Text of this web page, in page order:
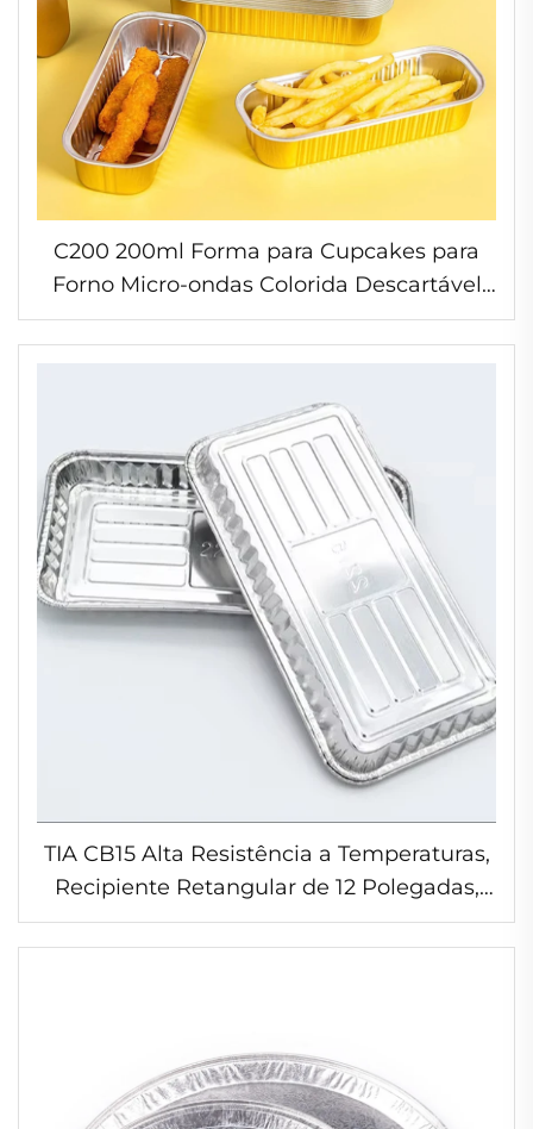
C200 200ml Forma para Cupcakes para
Forno Micro-ondas Colorida Descartável
de Alumínio com Tampas para Pães Mini
TIA CB15 Alta Resistência a Temperaturas,
Recipiente Retangular de 12 Polegadas,
Venda por Atacado de Recipientes de
Alumínio Folha para Alimentos Grande